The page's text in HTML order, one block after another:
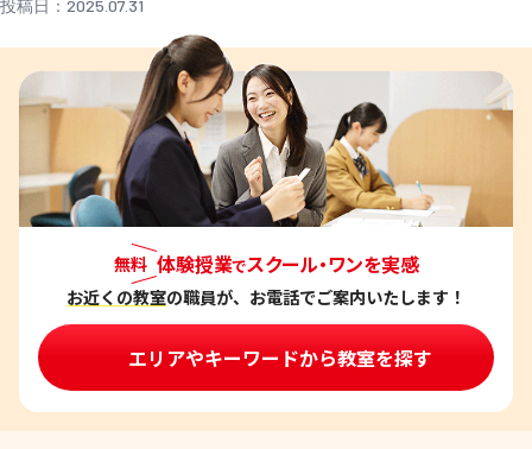
投稿日：2025.07.31
無料 体験授業でスクール・ワンを実感
お近くの教室の職員が、お電話でご案内いたします！
エリアやキーワードから教室を探す